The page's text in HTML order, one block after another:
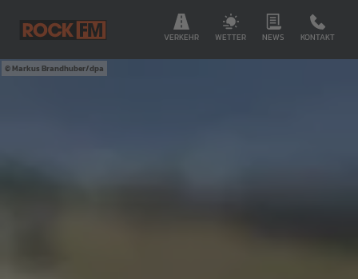
VERKEHR WETTER NEWS KONTAKT
Markus Brandhuber/dpa